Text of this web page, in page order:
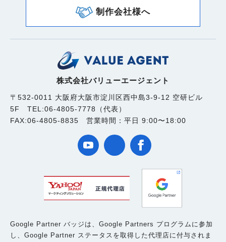
制作会社様へ
株式会社バリューエージェント
〒532-0011 大阪府大阪市淀川区西中島3-9-12 空研ビル
5F TEL:06-4805-7778（代表）
FAX:06-4805-8835 営業時間：平日 9:00〜18:00
Google Partner バッジは、Google Partners プログラムに参加
し、Google Partner ステータスを取得した代理店に付与されま